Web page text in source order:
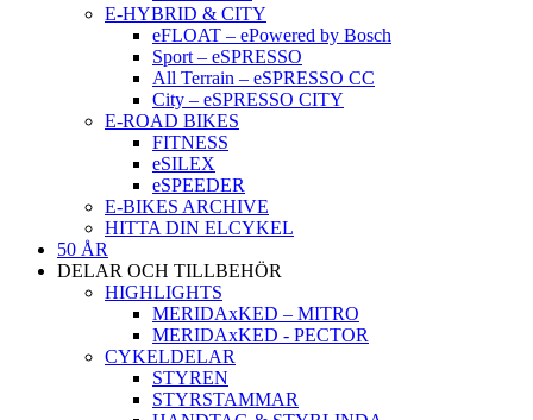
E-HYBRID & CITY
eFLOAT – ePowered by Bosch
Sport – eSPRESSO
All Terrain – eSPRESSO CC
City – eSPRESSO CITY
E-ROAD BIKES
FITNESS
eSILEX
eSPEEDER
E-BIKES ARCHIVE
HITTA DIN ELCYKEL
50 ÅR
DELAR OCH TILLBEHÖR
HIGHLIGHTS
MERIDAxKED – MITRO
MERIDAxKED - PECTOR
CYKELDELAR
STYREN
STYRSTAMMAR